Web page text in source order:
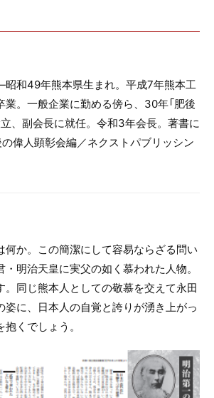
和49年熊本県生まれ。平成7年熊本工
。一般企業に勤める傍ら、30年「肥後
、副会長に就任。令和3年会長。著書に
の偉人顕彰会編／ネクストパブリッシン
何か。この簡潔にして容易ならざる問い
明治天皇に実父の如く慕われた人物。
。同じ熊本人としての敬慕を交えて永田
姿に、日本人の自覚と誇りが湧き上がっ
くでしょう。